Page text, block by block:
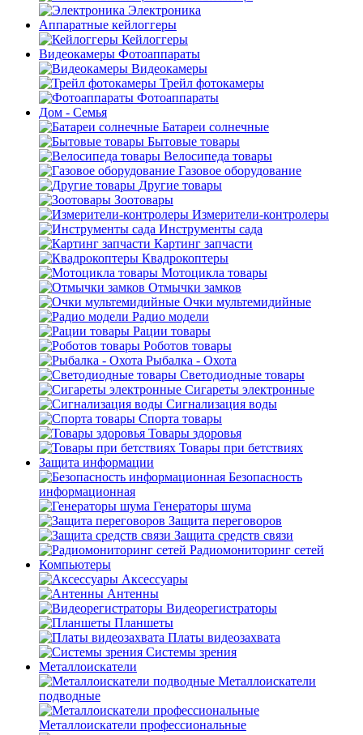
Электроника
Аппаратные кейлоггеры
Кейлоггеры
Видеокамеры Фотоаппараты
Видеокамеры
Трейл фотокамеры
Фотоаппараты
Дом - Семья
Батареи солнечные
Бытовые товары
Велосипеда товары
Газовое оборудование
Другие товары
Зоотовары
Измерители-контролеры
Инструменты сада
Картинг запчасти
Квадрокоптеры
Мотоцикла товары
Отмычки замков
Очки мультемидийные
Радио модели
Рации товары
Роботов товары
Рыбалка - Охота
Светодиодные товары
Сигареты электронные
Сигнализация воды
Спорта товары
Товары здоровья
Товары при бетствиях
Защита информации
Безопасность
информационная
Генераторы шума
Защита переговоров
Защита средств связи
Радиомониторинг сетей
Компьютеры
Аксессуары
Антенны
Видеорегистраторы
Планшеты
Платы видеозахвата
Системы зрения
Металлоискатели
Металлоискатели
подводные
Металлоискатели профессиональные